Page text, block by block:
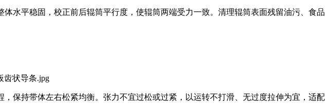
水平稳固，校正前后辊筒平行度，使辊筒两端受力一致。清理辊筒表面残留油污、食品
保持带体左右松紧均衡。张力不宜过松或过紧，以运转不打滑、无过度拉伸为宜，适配